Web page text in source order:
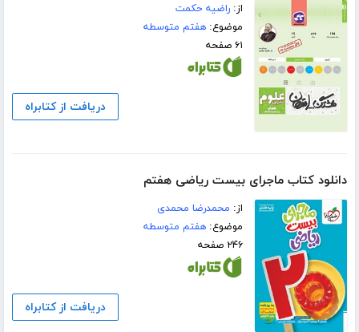
از:راضیه حکمت
موضوع:هفتم متوسطه
۶۱ صفحه
دریافت از کتابراه
دانلود کتاب ماجرای بیست ریاضی هفتم
از: محمدرضا محمدی
موضوع:هفتم متوسطه
۲۴۶ صفحه
دریافت از کتابراه